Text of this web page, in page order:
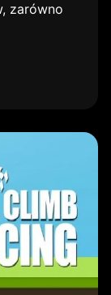
zarówno